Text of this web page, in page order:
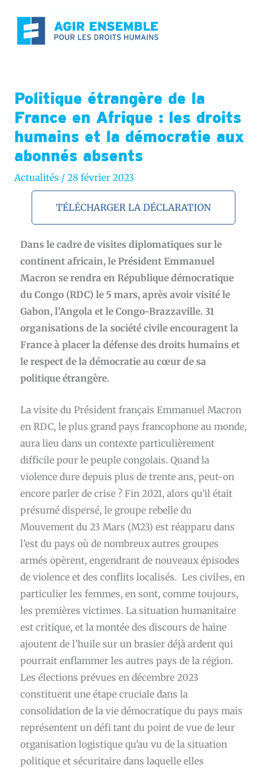
contenu
Politique étrangère de la
France en Afrique : les droits
humains et la démocratie aux
abonnés absents
Actualités / 28 février 2023
TÉLÉCHARGER LA DÉCLARATION
Dans le cadre de visitesdiplomatiquessur le
continent africain, le Président Emmanuel
Macron se rendra en République démocratique
du Congo (RDC) le 5 mars, après avoir visité le
Gabon, l’Angola et le Congo-Brazzaville. 31
organisations de la société civile encouragent la
France à placer la défense des droits humains et
le respect de la démocratie au cœur de sa
politique étrangère.
La visite du Président français Emmanuel Macron
en RDC, le plus grand pays francophone au monde,
aura lieu dans un contexte particulièrement
difficile pour le peuple congolais. Quand la
violence dure depuis plus de trente ans, peut-on
encore parler de crise ? Fin 2021, alors qu’il était
présumé dispersé, le groupe rebelle du
Mouvement du 23 Mars (M23) est réapparu dans
l’est du pays où de nombreux autres groupes
armés opèrent, engendrant de nouveaux épisodes
de violence et des conflits localisés. Les civil·es, en
particulier les femmes, en sont, comme toujours,
les premières victimes. La situation humanitaire
est critique, et la montée des discours de haine
ajoutent de l’huile sur un brasier déjà ardent qui
pourrait enflammer les autres pays de la région.
Les élections prévues en décembre 2023
constituent une étape cruciale dans la
consolidation de la vie démocratique du pays mais
représentent un défi tant du point de vue de leur
organisation logistique qu’au vu de la situation
politique et sécuritaire dans laquelle elles